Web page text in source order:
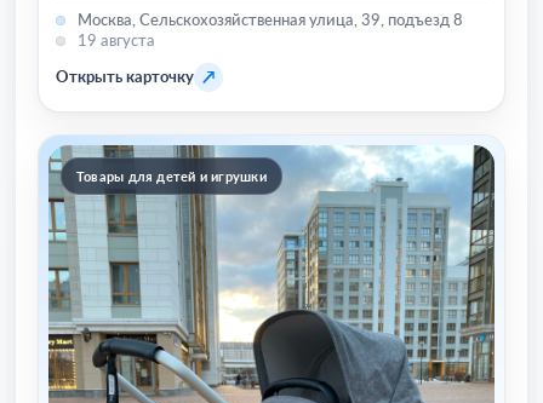
Москва, Сельскохозяйственная улица, 39, подъезд 8
19 августа
Открыть карточку ↗
Товары для детей и игрушки